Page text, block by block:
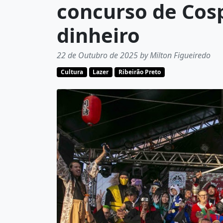
concurso de
dinheiro
22 de Outubro de 2025 by Milton Figueiredo
Cultura Lazer Ribeirão Preto